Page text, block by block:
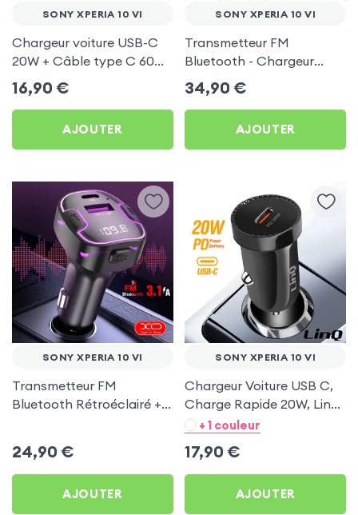
SONY XPERIA 10 VI
Chargeur voiture USB-C
20W + Câble type C 60W
Blue Star pour Sony
Xperia 10 VI
16,90 €
AJOUTER
SONY XPERIA 10 VI
Transmetteur FM
Bluetooth - Chargeur
Voiture USB C + USB -
Swissten
34,90 €
AJOUTER
SONY XPERIA 10 VI
Transmetteur FM
Bluetooth Rétroéclairé +
24,90 €
AJOUTER
SONY XPERIA 10 VI
Chargeur Voiture USB C,
Charge Rapide 20W, LinQ
- Noir pour Sony Xperia 10
+ 1 couleur
17,90 €
AJOUTER